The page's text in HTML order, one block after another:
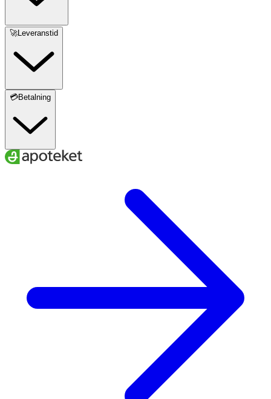
🚀Leveranstid
💳Betalning